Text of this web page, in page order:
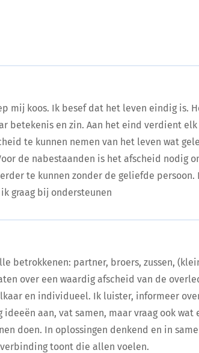
mij koos. Ik besef dat het leven eindig is.
betekenis en zin. Aan het eind verdient elk
te kunnen nemen van het leven wat
de nabestaanden is het afscheid nodig
te kunnen zonder de geliefde persoon.
graag bij ondersteunen
betrokkenen: partner, broers, zussen,
over een waardig afscheid van de
en individueel. Ik luister, informeer
ideeën aan, vat samen, maar vraag ook wat
doen. In oplossingen denkend en in
toont die allen voelen.